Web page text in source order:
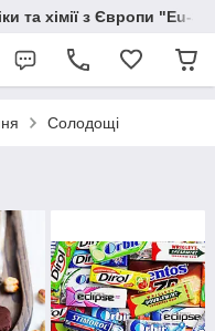
та хімії з Європи "Eu-
Солодощі